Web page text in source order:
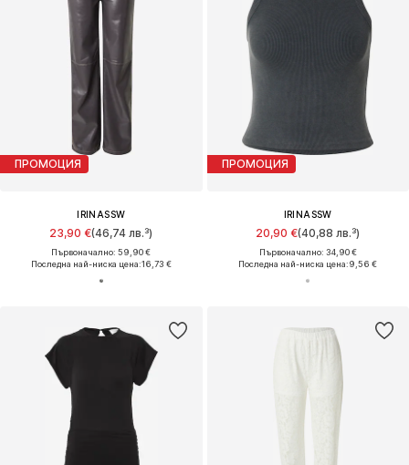
ПРОМОЦИЯ
IRINASSW
23,90 €(46,74 лв.³)
Първоначално: 59,90 €
Последна най-ниска цена:16,73 €
ПРОМОЦИЯ
IRINASSW
20,90 €(40,88 лв.³)
Първоначално: 34,90 €
Последна най-ниска цена:9,56 €